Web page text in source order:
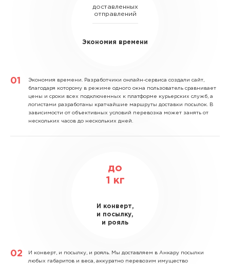
доставленных
отправлений
Экономия времени
Экономия времени. Разработчики онлайн-сервиса создали сайт,
благодаря которому в режиме одного окна пользователь сравнивает
цены и сроки всех подключенных к платформе курьерских служб, а
логистами разработаны кратчайшие маршруты доставки посылок. В
зависимости от объективных условий перевозка может занять от
нескольких часов до нескольких дней.
до
1
кг
И конверт,
и посылку,
и рояль
И конверт, и посылку, и рояль. Мы доставляем в Анкару посылки
любых габаритов и веса, аккуратно перевозим имущество